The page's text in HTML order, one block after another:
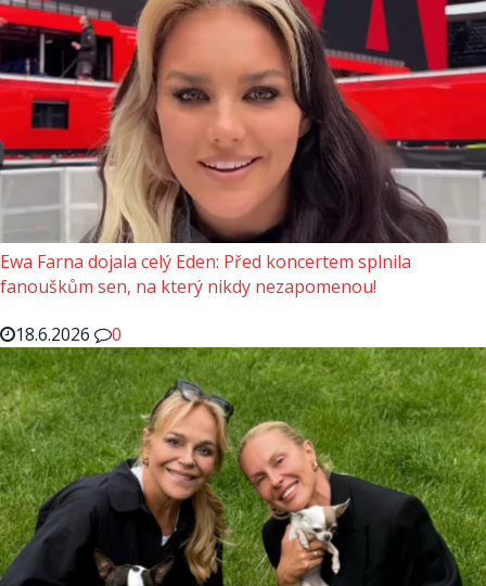
Ewa Farna dojala celý Eden: Před koncertem splnila
fanouškům sen, na který nikdy nezapomenou!
18.6.2026
0